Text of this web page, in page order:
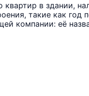
в здании,
такие как год
компании: её